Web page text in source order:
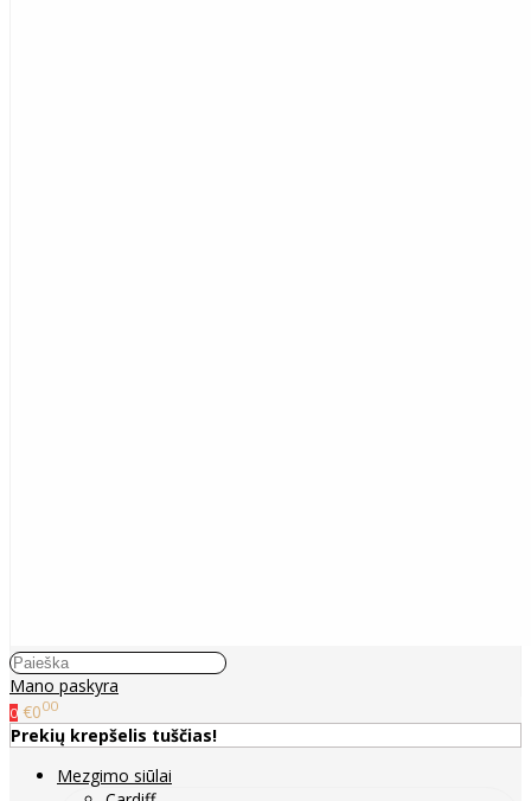
Mano paskyra
0 €000
Prekių krepšelis tuščias!
Mezgimo siūlai